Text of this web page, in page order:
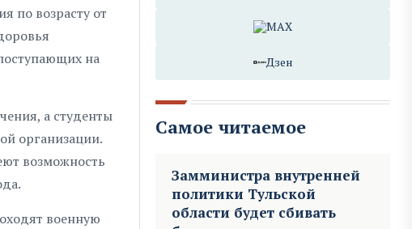
по возрасту от
на
а студенты
организации.
возможность
военную
MAX
Дзен
Самое читаемое
Замминистра внутренней
политики Тульской
области будет сбивать